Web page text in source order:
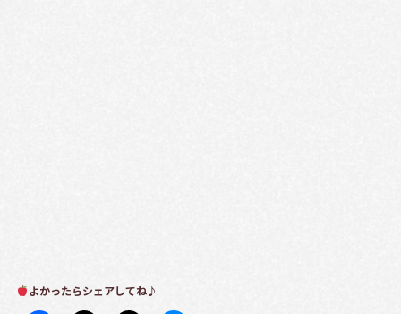
よかったらシェアしてね♪